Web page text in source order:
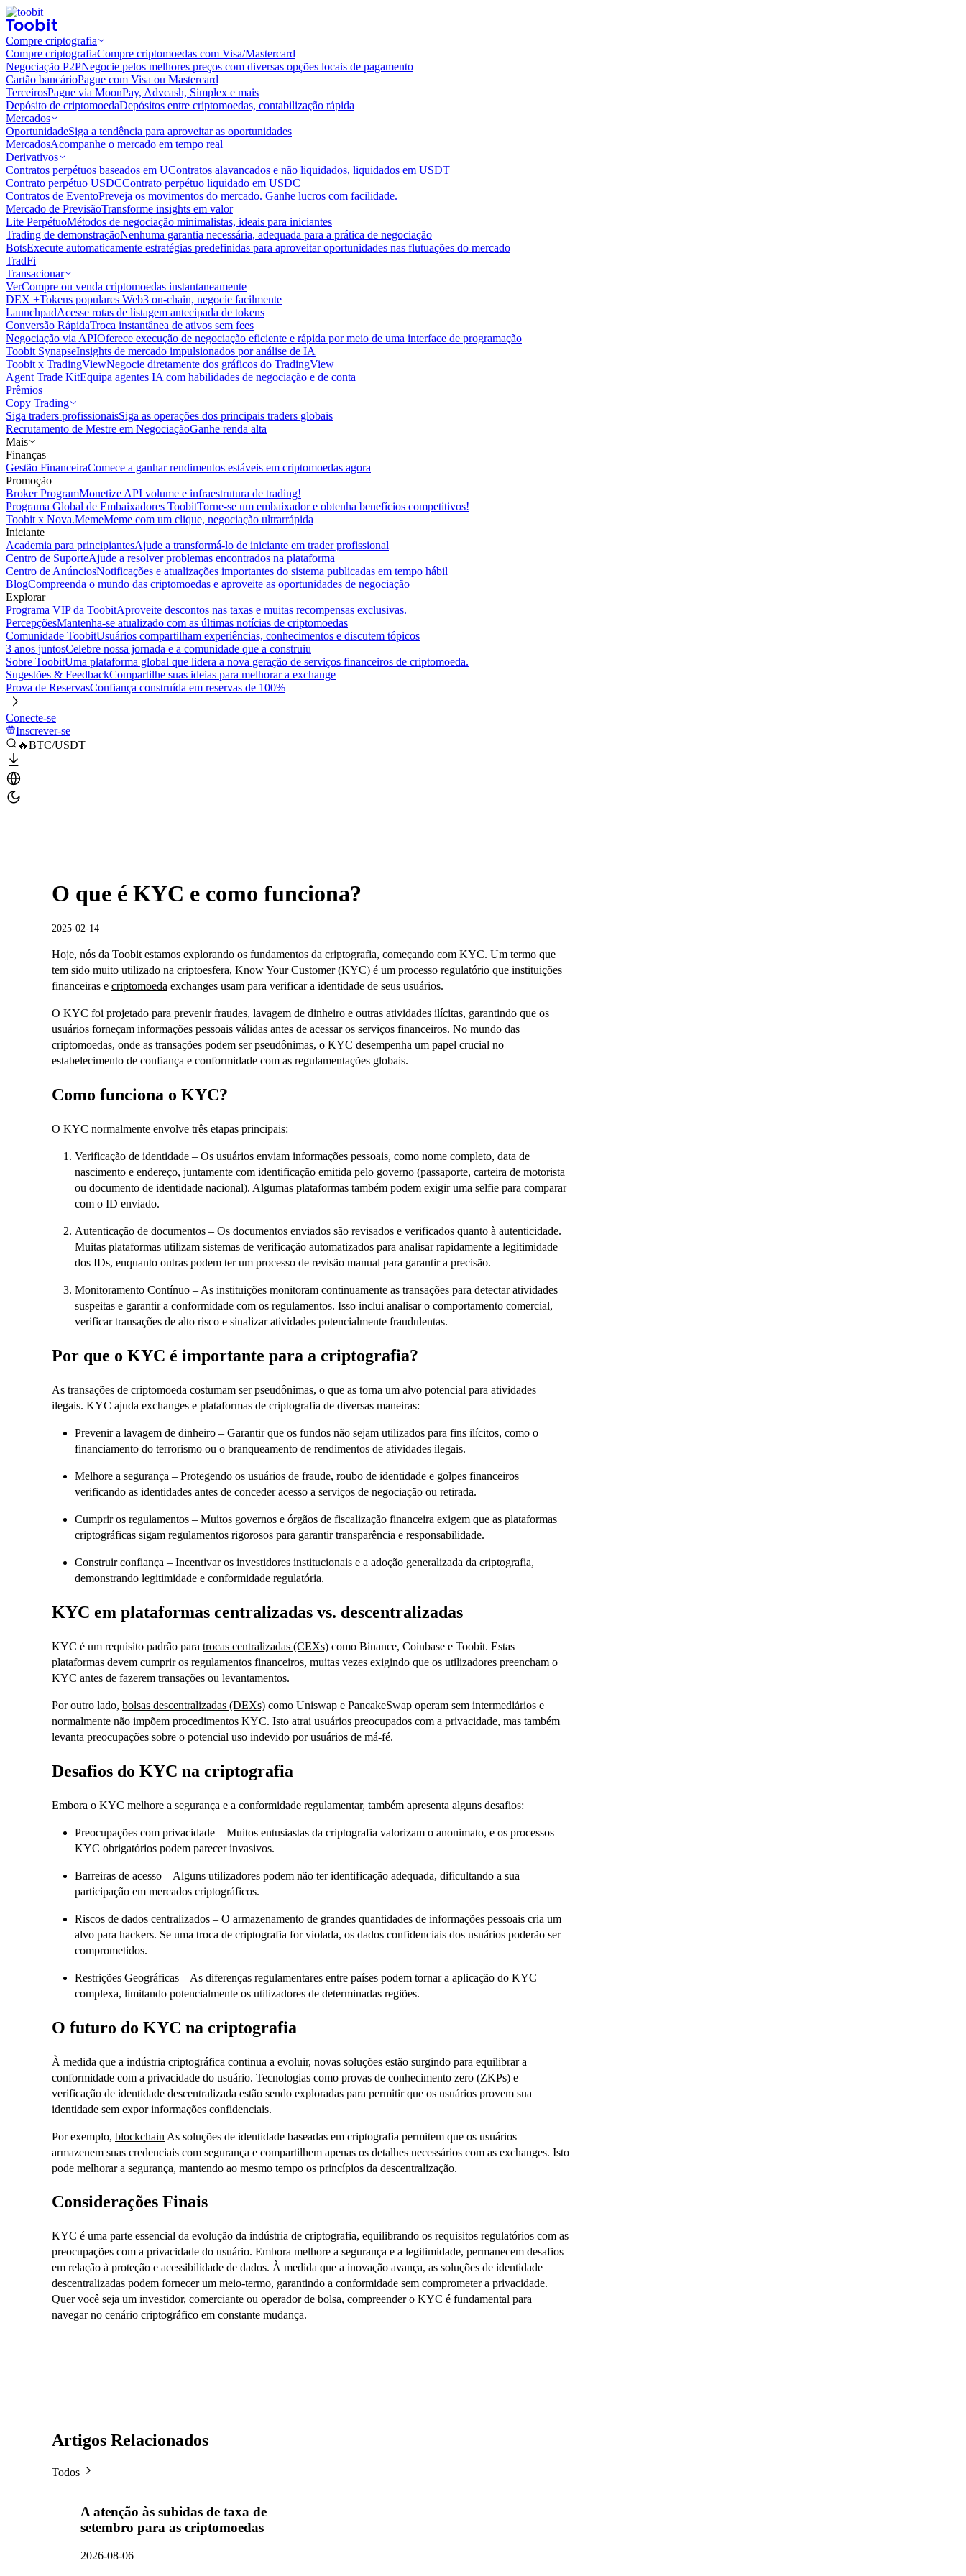
Compre criptografia
Compre criptografiaCompre criptomoedas com Visa/Mastercard
Negociação P2PNegocie pelos melhores preços com diversas opções locais de pagamento
Cartão bancárioPague com Visa ou Mastercard
TerceirosPague via MoonPay, Advcash, Simplex e mais
Depósito de criptomoedaDepósitos entre criptomoedas, contabilização rápida
Mercados
OportunidadeSiga a tendência para aproveitar as oportunidades
MercadosAcompanhe o mercado em tempo real
Derivativos
Contratos perpétuos baseados em UContratos alavancados e não liquidados, liquidados em USDT
Contrato perpétuo USDCContrato perpétuo liquidado em USDC
Contratos de EventoPreveja os movimentos do mercado. Ganhe lucros com facilidade.
Mercado de PrevisãoTransforme insights em valor
Lite PerpétuoMétodos de negociação minimalistas, ideais para iniciantes
Trading de demonstraçãoNenhuma garantia necessária, adequada para a prática de negociação
BotsExecute automaticamente estratégias predefinidas para aproveitar oportunidades nas flutuações do mercado
TradFi
Transacionar
VerCompre ou venda criptomoedas instantaneamente
DEX +Tokens populares Web3 on-chain, negocie facilmente
LaunchpadAcesse rotas de listagem antecipada de tokens
Conversão RápidaTroca instantânea de ativos sem fees
Negociação via APIOferece execução de negociação eficiente e rápida por meio de uma interface de programação
Toobit SynapseInsights de mercado impulsionados por análise de IA
Toobit x TradingViewNegocie diretamente dos gráficos do TradingView
Agent Trade KitEquipa agentes IA com habilidades de negociação e de conta
Prêmios
Copy Trading
Siga traders profissionaisSiga as operações dos principais traders globais
Recrutamento de Mestre em NegociaçãoGanhe renda alta
Mais
Finanças
Gestão FinanceiraComece a ganhar rendimentos estáveis em criptomoedas agora
Promoção
Broker ProgramMonetize API volume e infraestrutura de trading!
Programa Global de Embaixadores ToobitTorne-se um embaixador e obtenha benefícios competitivos!
Toobit x Nova.MemeMeme com um clique, negociação ultrarrápida
Iniciante
Academia para principiantesAjude a transformá-lo de iniciante em trader profissional
Centro de SuporteAjude a resolver problemas encontrados na plataforma
Centro de AnúnciosNotificações e atualizações importantes do sistema publicadas em tempo hábil
BlogCompreenda o mundo das criptomoedas e aproveite as oportunidades de negociação
Explorar
Programa VIP da ToobitAproveite descontos nas taxas e muitas recompensas exclusivas.
PercepçõesMantenha-se atualizado com as últimas notícias de criptomoedas
Comunidade ToobitUsuários compartilham experiências, conhecimentos e discutem tópicos
3 anos juntosCelebre nossa jornada e a comunidade que a construiu
Sobre ToobitUma plataforma global que lidera a nova geração de serviços financeiros de criptomoeda.
Sugestões & FeedbackCompartilhe suas ideias para melhorar a exchange
Prova de ReservasConfiança construída em reservas de 100%
Conecte-se
Inscrever-se
🔥BTC/USDT
O que é KYC e como funciona?
2025-02-14
Hoje, nós da Toobit estamos explorando os fundamentos da criptografia, começando com KYC. Um termo que
tem sido muito utilizado na criptoesfera, Know Your Customer (KYC) é um processo regulatório que instituições
financeiras e criptomoeda exchanges usam para verificar a identidade de seus usuários.
O KYC foi projetado para prevenir fraudes, lavagem de dinheiro e outras atividades ilícitas, garantindo que os
usuários forneçam informações pessoais válidas antes de acessar os serviços financeiros. No mundo das
criptomoedas, onde as transações podem ser pseudônimas, o KYC desempenha um papel crucial no
estabelecimento de confiança e conformidade com as regulamentações globais.
Como funciona o KYC?
O KYC normalmente envolve três etapas principais:
Verificação de identidade – Os usuários enviam informações pessoais, como nome completo, data de
nascimento e endereço, juntamente com identificação emitida pelo governo (passaporte, carteira de motorista
ou documento de identidade nacional). Algumas plataformas também podem exigir uma selfie para comparar
com o ID enviado.
Autenticação de documentos – Os documentos enviados são revisados ​​e verificados quanto à autenticidade.
Muitas plataformas utilizam sistemas de verificação automatizados para analisar rapidamente a legitimidade
dos IDs, enquanto outras podem ter um processo de revisão manual para garantir a precisão.
Monitoramento Contínuo – As instituições monitoram continuamente as transações para detectar atividades
suspeitas e garantir a conformidade com os regulamentos. Isso inclui analisar o comportamento comercial,
verificar transações de alto risco e sinalizar atividades potencialmente fraudulentas.
Por que o KYC é importante para a criptografia?
As transações de criptomoeda costumam ser pseudônimas, o que as torna um alvo potencial para atividades
ilegais. KYC ajuda exchanges e plataformas de criptografia de diversas maneiras:
Prevenir a lavagem de dinheiro – Garantir que os fundos não sejam utilizados para fins ilícitos, como o
financiamento do terrorismo ou o branqueamento de rendimentos de atividades ilegais.
Melhore a segurança – Protegendo os usuários de fraude, roubo de identidade e golpes financeiros
verificando as identidades antes de conceder acesso a serviços de negociação ou retirada.
Cumprir os regulamentos – Muitos governos e órgãos de fiscalização financeira exigem que as plataformas
criptográficas sigam regulamentos rigorosos para garantir transparência e responsabilidade.
Construir confiança – Incentivar os investidores institucionais e a adoção generalizada da criptografia,
demonstrando legitimidade e conformidade regulatória.
KYC em plataformas centralizadas vs. descentralizadas
KYC é um requisito padrão para trocas centralizadas (CEXs) como Binance, Coinbase e Toobit. Estas
plataformas devem cumprir os regulamentos financeiros, muitas vezes exigindo que os utilizadores preencham o
KYC antes de fazerem transações ou levantamentos.
Por outro lado, bolsas descentralizadas (DEXs) como Uniswap e PancakeSwap operam sem intermediários e
normalmente não impõem procedimentos KYC. Isto atrai usuários preocupados com a privacidade, mas também
levanta preocupações sobre o potencial uso indevido por usuários de má-fé.
Desafios do KYC na criptografia
Embora o KYC melhore a segurança e a conformidade regulamentar, também apresenta alguns desafios:
Preocupações com privacidade – Muitos entusiastas da criptografia valorizam o anonimato, e os processos
KYC obrigatórios podem parecer invasivos.
Barreiras de acesso – Alguns utilizadores podem não ter identificação adequada, dificultando a sua
participação em mercados criptográficos.
Riscos de dados centralizados – O armazenamento de grandes quantidades de informações pessoais cria um
alvo para hackers. Se uma troca de criptografia for violada, os dados confidenciais dos usuários poderão ser
comprometidos.
Restrições Geográficas – As diferenças regulamentares entre países podem tornar a aplicação do KYC
complexa, limitando potencialmente os utilizadores de determinadas regiões.
O futuro do KYC na criptografia
À medida que a indústria criptográfica continua a evoluir, novas soluções estão surgindo para equilibrar a
conformidade com a privacidade do usuário. Tecnologias como provas de conhecimento zero (ZKPs) e
verificação de identidade descentralizada estão sendo exploradas para permitir que os usuários provem sua
identidade sem expor informações confidenciais.
Por exemplo, blockchain As soluções de identidade baseadas em criptografia permitem que os usuários
armazenem suas credenciais com segurança e compartilhem apenas os detalhes necessários com as exchanges. Isto
pode melhorar a segurança, mantendo ao mesmo tempo os princípios da descentralização.
Considerações Finais
KYC é uma parte essencial da evolução da indústria de criptografia, equilibrando os requisitos regulatórios com as
preocupações com a privacidade do usuário. Embora melhore a segurança e a legitimidade, permanecem desafios
em relação à proteção e acessibilidade de dados. À medida que a inovação avança, as soluções de identidade
descentralizadas podem fornecer um meio-termo, garantindo a conformidade sem comprometer a privacidade.
Quer você seja um investidor, comerciante ou operador de bolsa, compreender o KYC é fundamental para
navegar no cenário criptográfico em constante mudança.
Artigos Relacionados
Todos
A atenção às subidas de taxa de
setembro para as criptomoedas
2026-08-06